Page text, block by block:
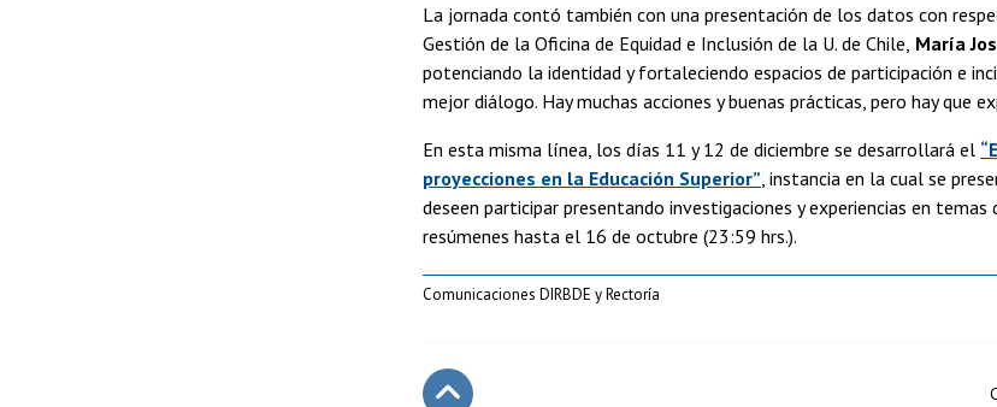
La jornada contó también con una presentación de los datos con
Gestión de la Oficina de Equidad e Inclusión de la U. de Chile, María
potenciando la identidad y fortaleciendo espacios de participación e
mejor diálogo. Hay muchas acciones y buenas prácticas, pero hay
En esta misma línea, los días 11 y 12 de diciembre se desarrollará el
proyecciones en la Educación Superior” , instancia en la cual se
deseen participar presentando investigaciones y experiencias en
resúmenes hasta el 16 de octubre (23:59 hrs.).
Comunicaciones DIRBDE y Rectoría